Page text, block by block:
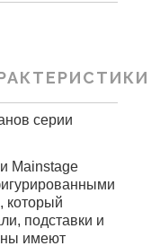
серии
Mainstage
который
подставки и
имеют